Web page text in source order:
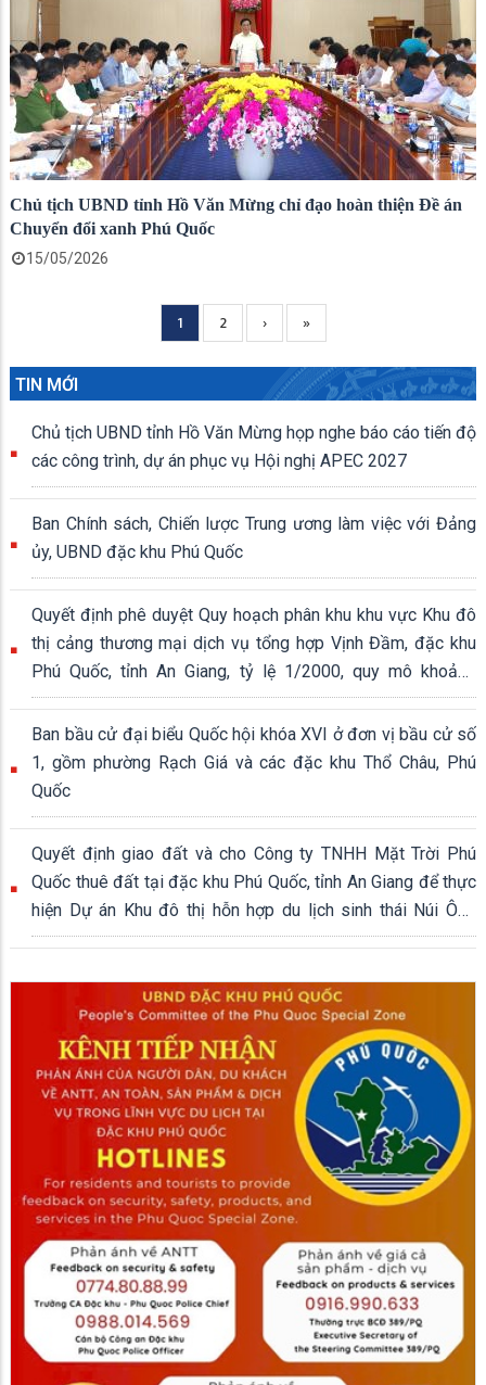
Chủ tịch UBND tỉnh Hồ Văn Mừng chỉ đạo hoàn thiện Đề án
Chuyển đổi xanh Phú Quốc
15/05/2026
Current
page
1 Page
2
Next
page
›
Trang
cuối
»
TIN MỚI
Chủ tịch UBND tỉnh Hồ Văn Mừng họp nghe báo cáo tiến độ
các công trình, dự án phục vụ Hội nghị APEC 2027
Ban Chính sách, Chiến lược Trung ương làm việc với Đảng
ủy, UBND đặc khu Phú Quốc
Quyết định phê duyệt Quy hoạch phân khu khu vực Khu đô
thị cảng thương mại dịch vụ tổng hợp Vịnh Đầm, đặc khu
Phú Quốc, tỉnh An Giang, tỷ lệ 1/2000, quy mô khoảng
339,04 ha
Ban bầu cử đại biểu Quốc hội khóa XVI ở đơn vị bầu cử số
1, gồm phường Rạch Giá và các đặc khu Thổ Châu, Phú
Quốc
Quyết định giao đất và cho Công ty TNHH Mặt Trời Phú
Quốc thuê đất tại đặc khu Phú Quốc, tỉnh An Giang để thực
hiện Dự án Khu đô thị hỗn hợp du lịch sinh thái Núi Ông
Quán